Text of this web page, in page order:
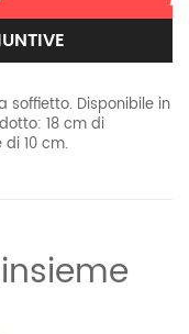
soffietto. Disponibile in
18 cm di
10 cm.